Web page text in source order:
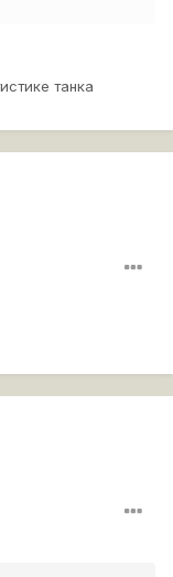
танка